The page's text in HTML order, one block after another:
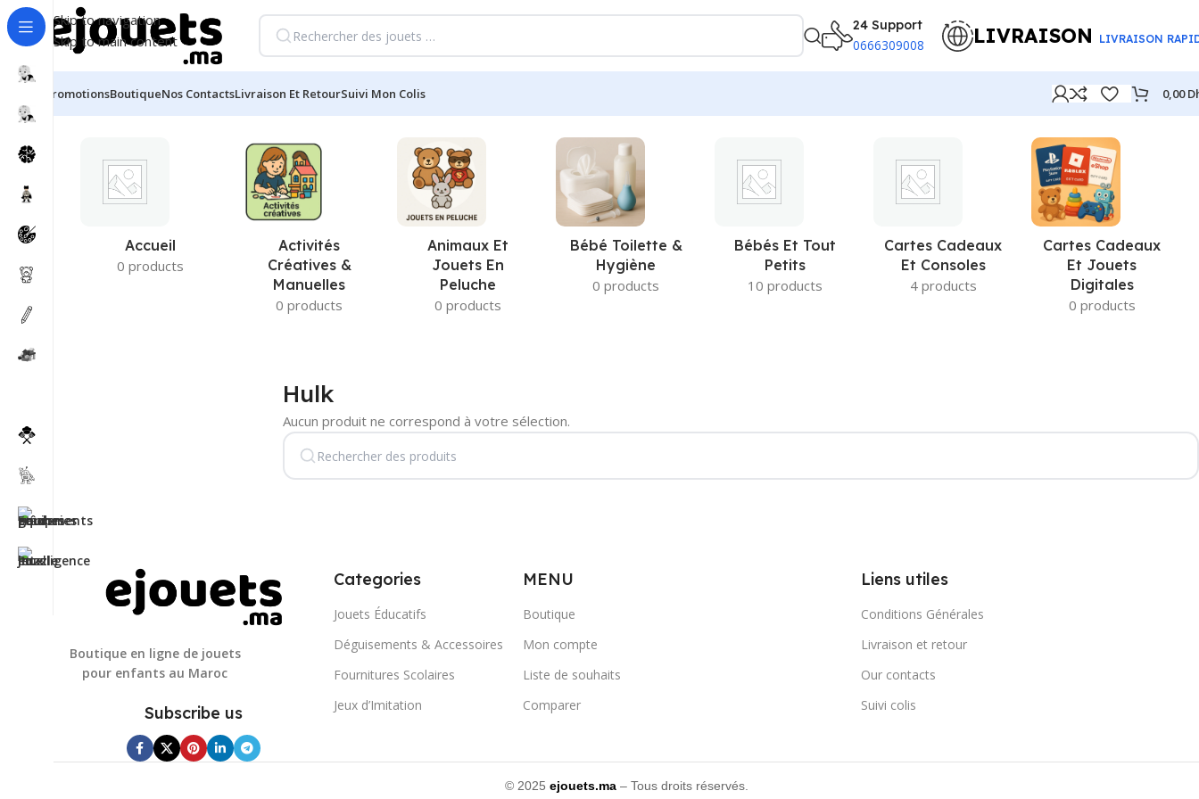
Skip to navigation
Skip to main content
24 Support
0666309008 LIVRAISON LIVRAISON
PromotionsBoutiqueNos ContactsLivraison Et RetourSuivi Mon Colis 0,00
Accueil
0 products
Activités
Créatives &
Manuelles
0 products
Animaux Et
Jouets En
Peluche
0 products
Bébé Toilette &
Hygiène
0 products
Bébés Et Tout
Petits
10 products
Cartes Cadeaux
Et Consoles
4 products
Cartes Cadeaux
Et Jouets
Digitales
0 products
Hulk
Aucun produit ne correspond à votre sélection.
Boutique en ligne de jouets
pour enfants au Maroc
Subscribe us
Categories
Jouets Éducatifs
Déguisements & Accessoires
Fournitures Scolaires
Jeux d’Imitation
MENU
Boutique
Mon compte
Liste de souhaits
Comparer
Liens utiles
Conditions Générales
Livraison et retour
Our contacts
Suivi colis
© 2025 ejouets.ma– Tous droits réservés.